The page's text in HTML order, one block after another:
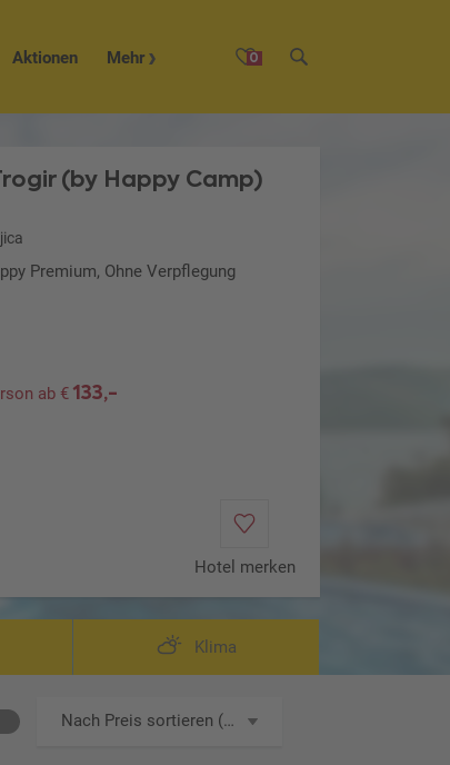
0
Aktionen Mehr
(by Happy Camp)
Premium, Ohne Verpflegung
ab €133,-
Hotel merken
Klima
Nach Preis sortieren (aufsteigend)